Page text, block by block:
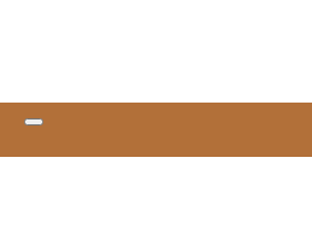
ТАИНСТВА БЛАГОДАТИ